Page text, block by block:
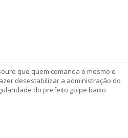
que quem comanda o mesmo e
desestabilizar a administração do
do prefeito golpe baixo